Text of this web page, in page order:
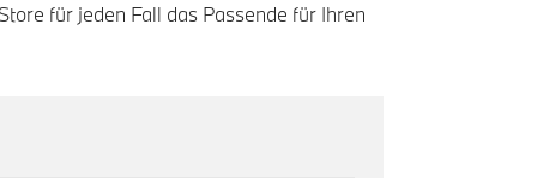
für jeden Fall das Passende für Ihren